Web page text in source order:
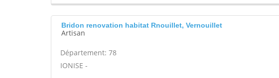
Bridon renovation habitat Rnouillet, Vernouillet
Artisan
Département: 78
IONISE -